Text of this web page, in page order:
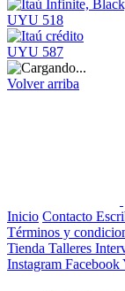
UYU 518
UYU 587
Volver arriba
Inicio Contacto
Términos y
Tienda Talleres
Instagram Facebook